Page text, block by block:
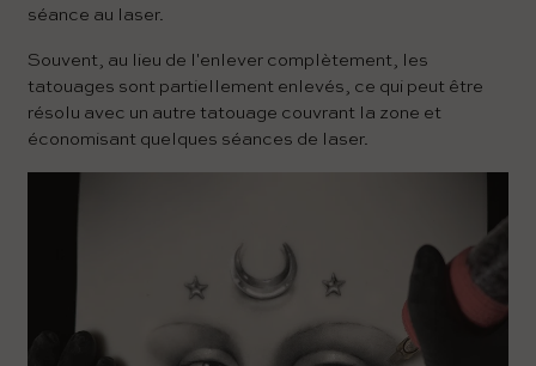
séance au laser.
Souvent, au lieu de l'enlever complètement, les
tatouages ​​sont partiellement enlevés, ce qui peut être
résolu avec un autre tatouage couvrant la zone et
économisant quelques séances de laser.